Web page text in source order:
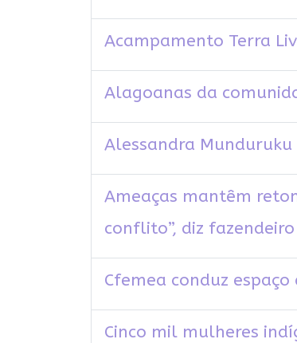
Acampamento Terra
Alagoanas da
Alessandra
Ameaças mantêm
conflito”, diz fazendeiro
Cfemea conduz
Cinco mil mulheres